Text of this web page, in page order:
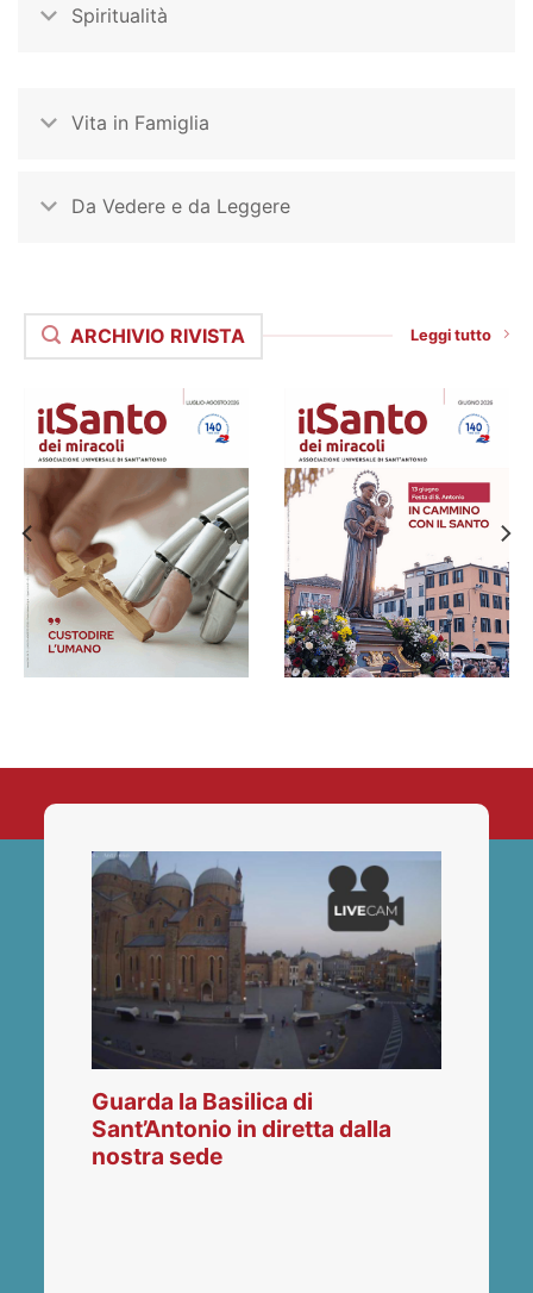
Spiritualità
Vita in Famiglia
Da Vedere e da Leggere
ARCHIVIO RIVISTA Leggi tutto
Guarda la Basilica di
Sant’Antonio in diretta dalla
nostra sede